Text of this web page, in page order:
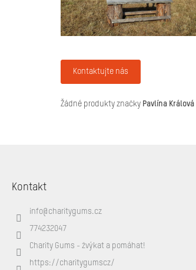
Kontaktujte nás
Žádné produkty značky Pavlína Králová
Kontakt
info@ charitygums.cz
774232047
Charity Gums - žvýkat a pomáhat!
https://charitygumscz/